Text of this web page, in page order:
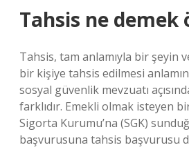
Tahsis ne demek
Tahsis, tam anlamıyla bir şeyin
bir kişiye tahsis edilmesi
sosyal güvenlik mevzuatı
farklıdır. Emekli olmak isteyen
Sigorta Kurumu’na (SGK)
başvurusuna tahsis başvurusu